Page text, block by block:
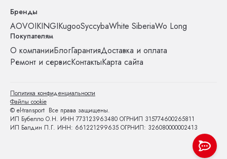
Бренды
AOVOIKINGIKugooSyccybaWhite SiberiaWo Long
Покупателям
О компанииБлогГарантияДоставка и оплата
Ремонт и сервисКонтактыКарта сайта
© el-transport Все права защищены.
ИП Бубелло О.Н. ИНН 773123963480 ОГРНИП 315774600265811
ИП Балдин П.Г. ИНН: 661221299635 ОГРНИП: 326080000002413
Политика конфиденциальности
Файлы cookie